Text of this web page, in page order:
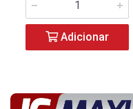
Adicionar